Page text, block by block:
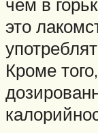
это
Кроме